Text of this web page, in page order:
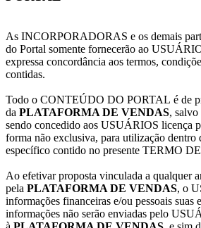
As INCORPORADORAS e os demais
do Portal somente fornecerão ao
expressa concordância aos termos,
contidas.
Todo o CONTEÚDO DO PORTAL é de
da PLATAFORMA DE VENDAS,
sendo concedido aos USUÁRIOS licença
forma não exclusiva, para utilização dentro
específico contido no presente TERMO
Ao efetivar proposta vinculada a qualquer
pela PLATAFORMA DE VENDAS, o
informações financeiras e/ou pessoais suas
informações não serão enviadas pelo